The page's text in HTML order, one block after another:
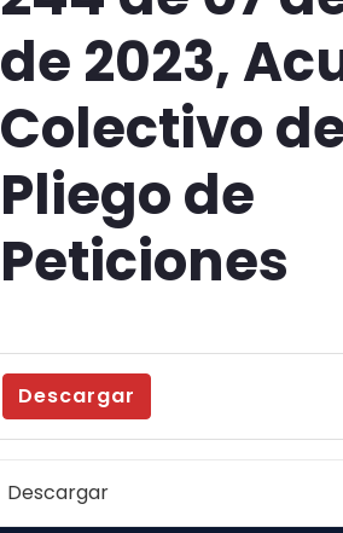
de 2023,
Colectivo
Pliego de
Peticiones
Descargar
Descargar